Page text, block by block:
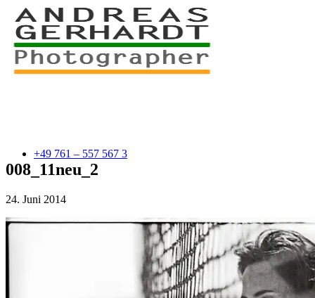
+49 761 – 557 567 3
myStory
008_11neu_2
24. Juni 2014